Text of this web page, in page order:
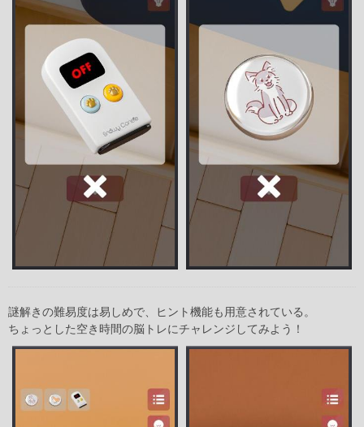
謎解きの難易度は易しめで、ヒント機能も用意されている。
ちょっとした空き時間の脳トレにチャレンジしてみよう！